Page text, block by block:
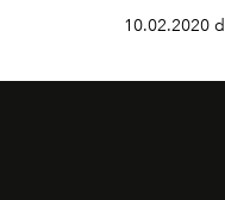
10.02.2020